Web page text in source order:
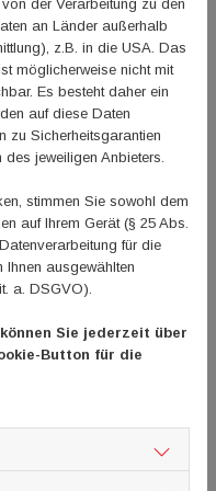
die
so gering wie nur
Vorstand des
die Kooperation
einen
geringe
mit kostenlosen
nur dazu bei, im
können, sondern
zu sensibilisieren.“
Björn Steiger Stiftung,
dem Sportbund
Sportler oder
Herz-Notfall weiter
bewusst ist. Ein
der Verarbeitung zu den
an Länder außerhalb
z.B. in die USA. Das
möglicherweise nicht mit
Es besteht daher ein
auf diese Daten
zu Sicherheitsgarantien
jeweiligen Anbieters.
stimmen Sie sowohl dem
auf Ihrem Gerät (§ 25 Abs.
für die
ausgewählten
a. DSGVO).
Sie jederzeit über
Button für die